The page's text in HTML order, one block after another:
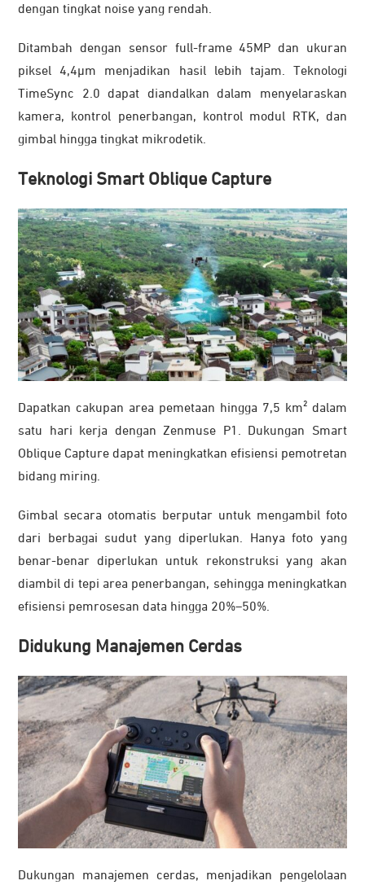
dengan tingkat noise yang rendah.
Ditambah dengan sensor full-frame 45MP dan ukuran
piksel 4,4μm menjadikan hasil lebih tajam. Teknologi
TimeSync 2.0 dapat diandalkan dalam menyelaraskan
kamera, kontrol penerbangan, kontrol modul RTK, dan
gimbal hingga tingkat mikrodetik.
Teknologi Smart Oblique Capture
Dapatkan cakupan area pemetaan hingga 7,5 km² dalam
satu hari kerja dengan Zenmuse P1. Dukungan Smart
Oblique Capture dapat meningkatkan efisiensi pemotretan
bidang miring.
Gimbal secara otomatis berputar untuk mengambil foto
dari berbagai sudut yang diperlukan. Hanya foto yang
benar-benar diperlukan untuk rekonstruksi yang akan
diambil di tepi area penerbangan, sehingga meningkatkan
efisiensi pemrosesan data hingga 20%–50%.
Didukung Manajemen Cerdas
Dukungan manajemen cerdas, menjadikan pengelolaan